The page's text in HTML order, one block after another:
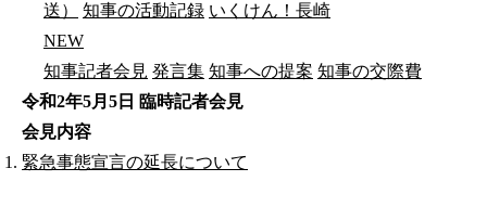
送）
知事の活動記録 いくけん！長崎
NEW
知事記者会見 発言集 知事への提案 知事の交際費
令和2年5月5日 臨時記者会見
会見内容
緊急事態宣言の延長について